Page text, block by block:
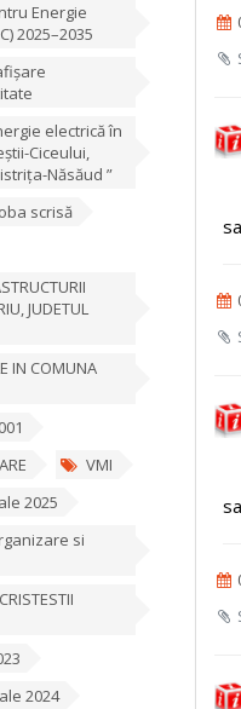
Energie
2025–2035
electrică în
Ciceului,
Năsăud ”
scrisă
JUDETUL
IN COMUNA
VMI
2025
si
2024